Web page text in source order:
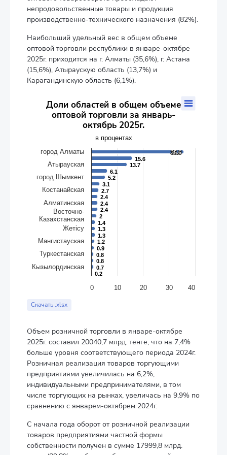
непродовольственные товары и продукция
производственно-технического назначения (82%).
Наибольший удельный вес в общем объеме
оптовой торговли республики в январе-октябре
2025г. приходится на г. Алматы (35,6%), г. Астана
(15,6%), Атыраускую область (13,7%) и
Карагандинскую область (6,1%).
Доли областей в общем объеме оптовой торговли за
Bar chart with 20 bars.
The chart has 1 X axis displaying categories.
The chart has 1 Y axis displaying values. Data ranges from 0.2
Доли областей в общем объеме
оптовой торговли за январь-
октябрь 2025г.
в процентах
35.6
35.6
15.6
15.6
13.7
13.7
6.1
6.1
5.2
5.2
3.1
3.1
2.7
2.7
2.4
2.4
2.4
2.4
2.4
2.4
2
2
1.4
1.4
1.3
1.3
1.3
1.3
1.2
1.2
0.9
0.9
0.8
0.8
0.8
0.8
0.7
0.7
0.2
0.2
0 10 20 30 40
город Алматы
Атырауская
город Шымкент
Костанайская
Алматинская
Восточно-
Казахстанская
Жетісу
Мангистауская
Туркестанская
Кызылординская
End of interactive chart.
Скачать .xlsx
Объем розничной торговли в январе-октябре
2025г. составил 20040,7 млрд. тенге, что на 7,4%
больше уровня соответствующего периода 2024г.
Розничная реализация товаров торгующими
предприятиями увеличилась на 6,2%,
индивидуальными предпринимателями, в том
числе торгующих на рынках, увеличась на 9,9% по
сравнению с январем-октябрем 2024г.
С начала года оборот от розничной реализации
товаров предприятиями частной формы
собственности получен в сумме 17999,8 млрд.